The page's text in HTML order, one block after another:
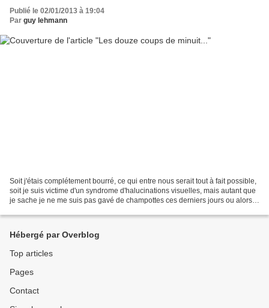
Publié le 02/01/2013 à 19:04
Par guy lehmann
Soit j'étais complétement bourré, ce qui entre nous serait tout à fait possible,
soit je suis victime d'un syndrome d'halucinations visuelles, mais autant que
je sache je ne me suis pas gavé de champottes ces derniers jours ou alors
Hébergé par Overblog
Top articles
Pages
Contact